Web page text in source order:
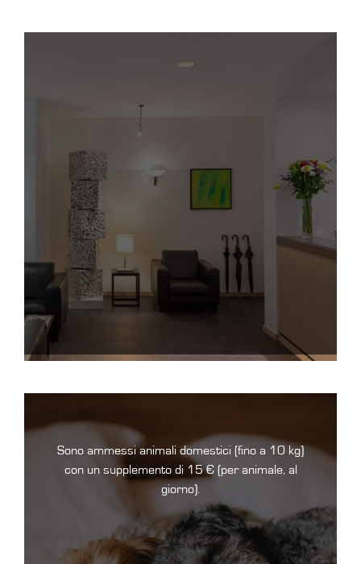
Sono ammessi animali domestici (fino a 10 kg)
con un supplemento di 15 € (per animale, al
giorno).